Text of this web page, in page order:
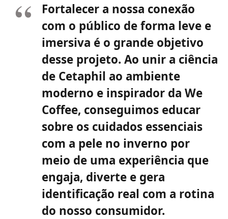
Fortalecer a nossa conexão
com o público de forma leve e
imersiva é o grande objetivo
desse projeto. Ao unir a ciência
de Cetaphil ao ambiente
moderno e inspirador da We
Coffee, conseguimos educar
sobre os cuidados essenciais
com a pele no inverno por
meio de uma experiência que
engaja, diverte e gera
identificação real com a rotina
do nosso consumidor.